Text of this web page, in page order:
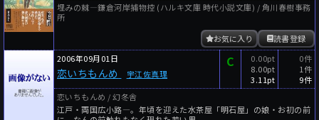
埋みの棘―鎌倉河岸捕物控 (ハルキ文庫 時代小説文庫) / 角川春樹事務
所
読書登録
お気に入り
2006年09月01日
恋いちもんめ 宇江佐真理
C
0.00pt
8.00pt
3.11pt
0件
1件
9件
恋いちもんめ / 幻冬舎
江戸・両国広小路―。年頃を迎えた水茶屋「明石屋」の娘・お初の前